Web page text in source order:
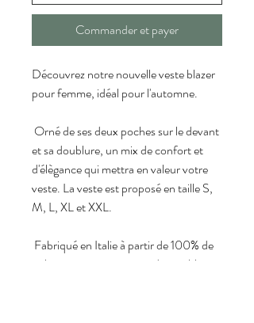
Commander et payer
Découvrez notre nouvelle veste blazer
pour femme, idéal pour l'automne.
Orné de ses deux poches sur le devant
et sa doublure, un mix de confort et
d'élègance qui mettra en valeur votre
veste. La veste est proposé en taille S,
M, L, XL et XXL.
Fabriqué en Italie à partir de 100% de
polyester
tte veste est disponible en